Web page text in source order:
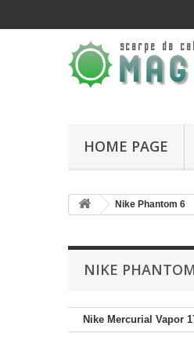
HOME PAGE
Nike Phantom 6
NIKE
Nike Mercurial Vapor